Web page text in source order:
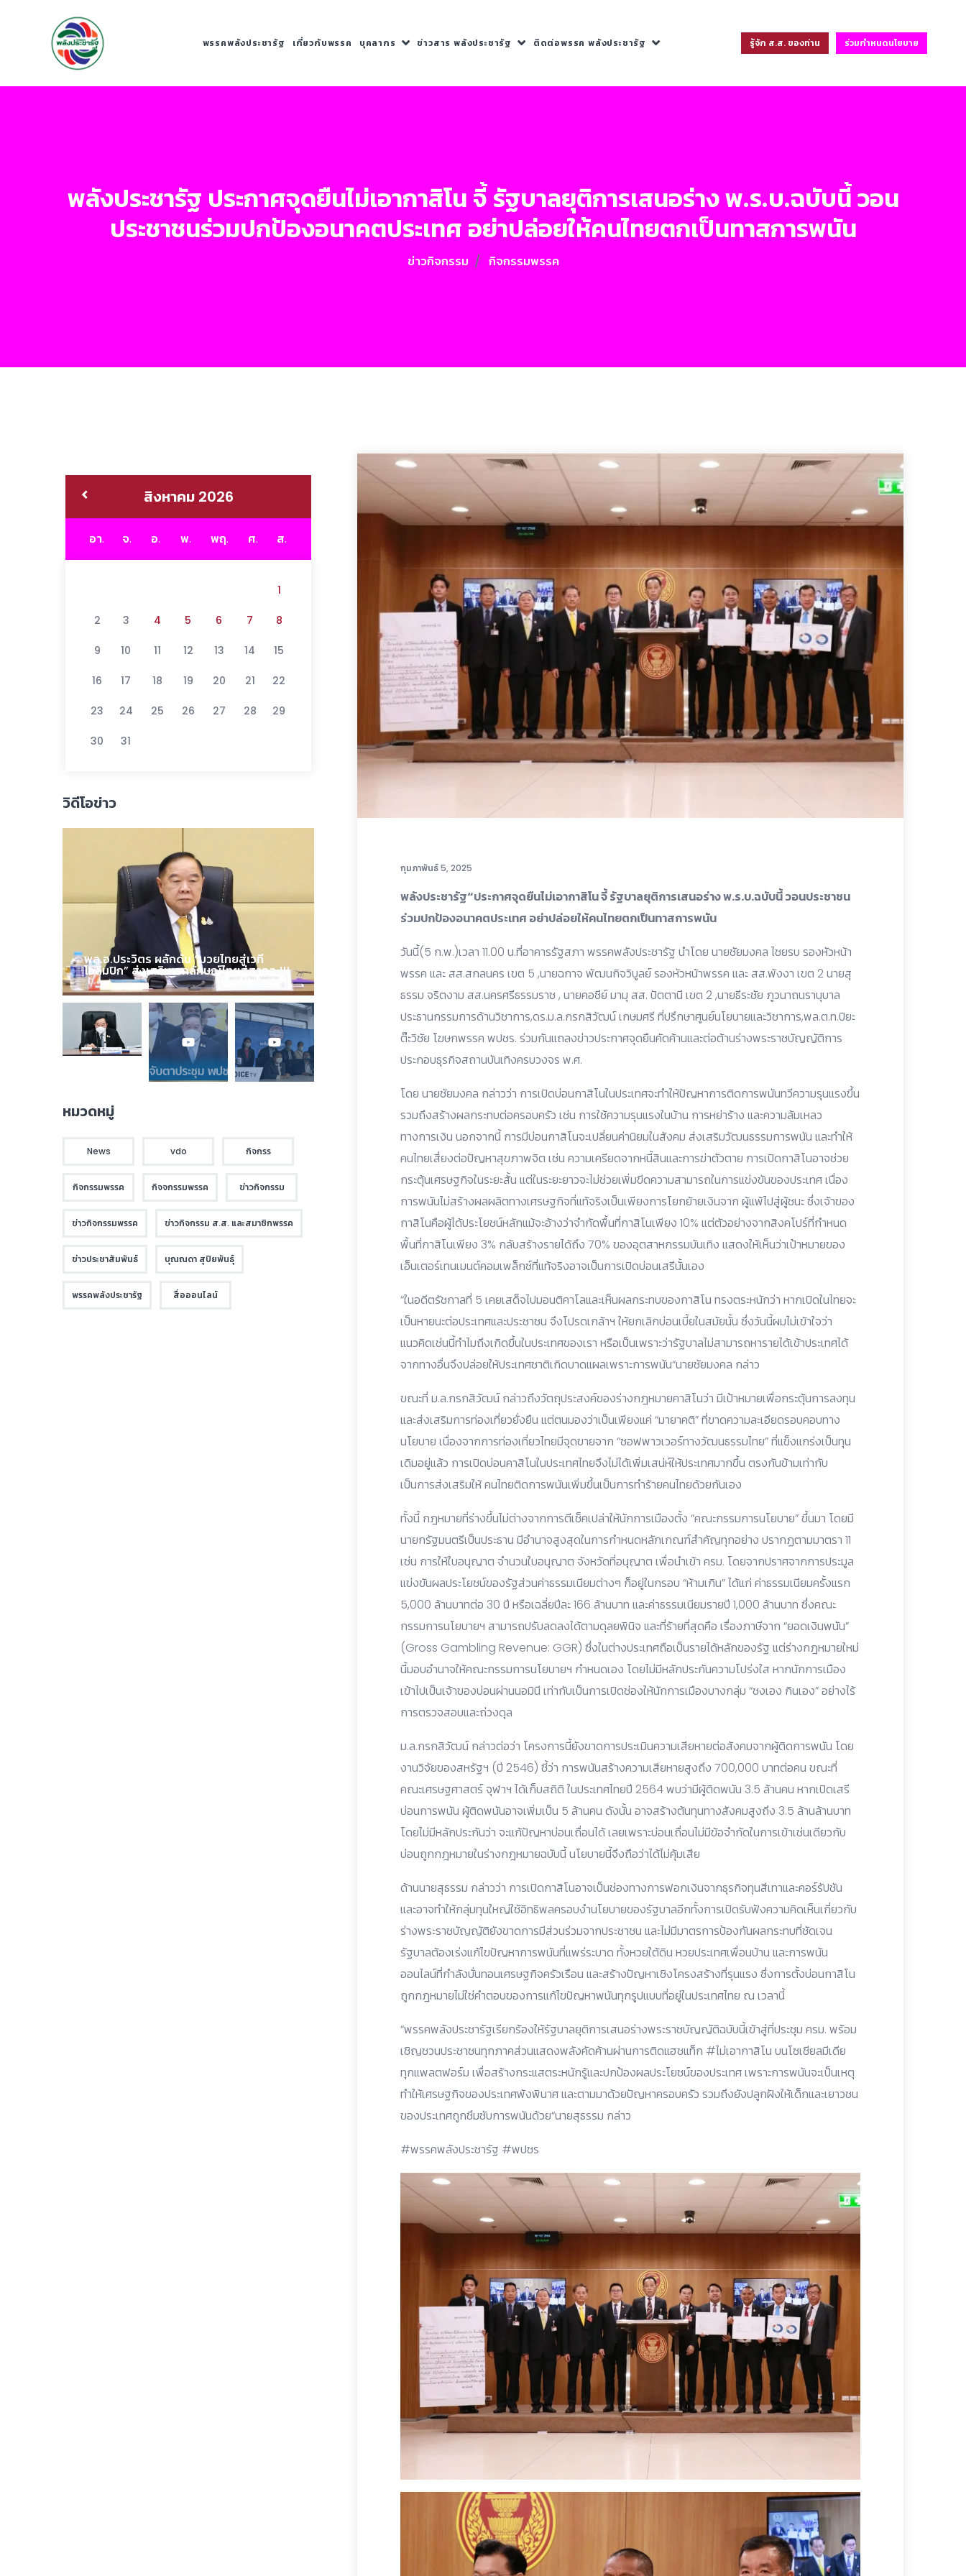
พรรคพลังประชารัฐ เกี่ยวกับพรรค บุคลากร ข่าวสาร พลังประชารัฐ ติดต่อพรรค พลังประชารัฐ รู้จัก ส.ส. ของท่าน ร่วมกำหนดนโยบาย
พลังประชารัฐ ประกาศจุดยืนไม่เอากาสิโน จี้ รัฐบาลยุติการเสนอร่าง พ.ร.บ.ฉบับนี้ วอน
ประชาชนร่วมปกป้องอนาคตประเทศ อย่าปล่อยให้คนไทยตกเป็นทาสการพนัน
ข่าวกิจกรรม กิจกรรมพรรค
กุมภาพันธ์ 5, 2025
พลังประชารัฐ“ประกาศจุดยืนไม่เอากาสิโน จี้ รัฐบาลยุติการเสนอร่าง พ.ร.บ.ฉบับนี้ วอนประชาชน
ร่วมปกป้องอนาคตประเทศ อย่าปล่อยให้คนไทยตกเป็นทาสการพนัน
วันนี้(5 ก.พ.)เวลา 11.00 น.ที่อาคารรัฐสภา พรรคพลังประชารัฐ นำโดย นายชัยมงคล ไชยรบ รองหัวหน้า
พรรค และ สส.สกลนคร เขต 5 ,นายฉกาจ พัฒนกิจวิบูลย์ รองหัวหน้าพรรค และ สส.พังงา เขต 2 นายสุ
ธรรม จริตงาม สส.นครศรีธรรมราช , นายคอซีย์ มามุ สส. ปัตตานี เขต 2 ,นายธีระชัย ภูวนาถนรานุบาล
ประธานกรรมการด้านวิชาการ,ดร.ม.ล.กรกสิวัฒน์ เกษมศรี ที่ปรึกษาศูนย์นโยบายและวิชาการ,พล.ต.ท.ปิยะ
ต๊ะวิชัย โฆษกพรรค พปชร. ร่วมกันแถลงข่าวประกาศจุดยืนคัดค้านและต่อต้านร่างพระราชบัญญัติการ
ประกอบธุรกิจสถานบันเทิงครบวงจร พ.ศ.
โดย นายชัยมงคล กล่าวว่า การเปิดบ่อนกาสิโนในประเทศจะทำให้ปัญหาการติดการพนันทวีความรุนแรงขึ้น
รวมถึงสร้างผลกระทบต่อครอบครัว เช่น การใช้ความรุนแรงในบ้าน การหย่าร้าง และความล้มเหลว
ทางการเงิน นอกจากนี้ การมีบ่อนกาสิโนจะเปลี่ยนค่านิยมในสังคม ส่งเสริมวัฒนธรรมการพนัน และทำให้
คนไทยเสี่ยงต่อปัญหาสุขภาพจิต เช่น ความเครียดจากหนี้สินและการฆ่าตัวตาย การเปิดกาสิโนอาจช่วย
กระตุ้นเศรษฐกิจในระยะสั้น แต่ในระยะยาวจะไม่ช่วยเพิ่มขีดความสามารถในการแข่งขันของประเทศ เนื่อง
การพนันไม่สร้างผลผลิตทางเศรษฐกิจที่แท้จริงเป็นเพียงการโยกย้ายเงินจาก ผู้แพ้ไปสู่ผู้ชนะ ซึ่งเจ้าของ
กาสิโนคือผู้ได้ประโยชน์หลักแม้จะอ้างว่าจำกัดพื้นที่กาสิโนเพียง 10% แต่ตัวอย่างจากสิงคโปร์ที่กำหนด
พื้นที่กาสิโนเพียง 3% กลับสร้างรายได้ถึง 70% ของอุตสาหกรรมบันเทิง แสดงให้เห็นว่าเป้าหมายของ
เอ็นเตอร์เทนเมนต์คอมเพล็กซ์ที่แท้จริงอาจเป็นการเปิดบ่อนเสรีนั้นเอง
“ในอดีตรัชกาลที่ 5 เคยเสด็จไปมอนติคาโลและเห็นผลกระทบของกาสิโน ทรงตระหนักว่า หากเปิดในไทยจะ
เป็นหายนะต่อประเทศและประชาชน จึงโปรดเกล้าฯ ให้ยกเลิกบ่อนเบี้ยในสมัยนั้น ซึ่งวันนี้ผมไม่เข้าใจว่า
แนวคิดเช่นนี้ทำไมถึงเกิดขึ้นในประเทศของเรา หรือเป็นเพราะว่ารัฐบาลไม่สามารถหารายได้เข้าประเทศได้
จากทางอื่นจึงปล่อยให้ประเทศชาติเกิดบาดแผลเพราะการพนัน“นายชัยมงคล กล่าว
ขณะที่ ม.ล.กรกสิวัฒน์ กล่าวถึงวัตถุประสงค์ของร่างกฎหมายคาสิโนว่า มีเป้าหมายเพื่อกระตุ้นการลงทุน
และส่งเสริมการท่องเที่ยวยั่งยืน แต่ตนมองว่าเป็นเพียงแค่ “มายาคติ” ที่ขาดความละเอียดรอบคอบทาง
นโยบาย เนื่องจากการท่องเที่ยวไทยมีจุดขายจาก “ซอฟพาวเวอร์ทางวัฒนธรรมไทย” ที่แข็งแกร่งเป็นทุน
เดิมอยู่แล้ว การเปิดบ่อนคาสิโนในประเทศไทยจึงไม่ได้เพิ่มเสน่ห์ให้ประเทศมากขึ้น ตรงกันข้ามเท่ากับ
เป็นการส่งเสริมให้ คนไทยติดการพนันเพิ่มขึ้นเป็นการทำร้ายคนไทยด้วยกันเอง
ทั้งนี้ กฎหมายที่ร่างขึ้นไม่ต่างจากการตีเช็คเปล่าให้นักการเมืองตั้ง “คณะกรรมการนโยบาย” ขึ้นมา โดยมี
นายกรัฐมนตรีเป็นประธาน มีอำนาจสูงสุดในการกำหนดหลักเกณฑ์สำคัญทุกอย่าง ปรากฏตามมาตรา 11
เช่น การให้ใบอนุญาต จำนวนใบอนุญาต จังหวัดที่อนุญาต เพื่อนำเข้า ครม. โดยจากปราศจากการประมูล
แข่งขันผลประโยชน์ของรัฐส่วนค่าธรรมเนียมต่างๆ ก็อยู่ในกรอบ “ห้ามเกิน” ได้แก่ ค่าธรรมเนียมครั้งแรก
5,000 ล้านบาทต่อ 30 ปี หรือเฉลี่ยปีละ 166 ล้านบาท และค่าธรรมเนียมรายปี 1,000 ล้านบาท ซึ่งคณะ
กรรมการนโยบายฯ สามารถปรับลดลงได้ตามดุลยพินิจ และที่ร้ายที่สุดคือ เรื่องภาษีจาก “ยอดเงินพนัน”
(Gross Gambling Revenue: GGR) ซึ่งในต่างประเทศถือเป็นรายได้หลักของรัฐ แต่ร่างกฎหมายใหม่
นี้มอบอำนาจให้คณะกรรมการนโยบายฯ กำหนดเอง โดยไม่มีหลักประกันความโปร่งใส หากนักการเมือง
เข้าไปเป็นเจ้าของบ่อนผ่านนอมินี เท่ากับเป็นการเปิดช่องให้นักการเมืองบางกลุ่ม “ชงเอง กินเอง” อย่างไร้
การตรวจสอบและถ่วงดุล
ม.ล.กรกสิวัฒน์ กล่าวต่อว่า โครงการนี้ยังขาดการประเมินความเสียหายต่อสังคมจากผู้ติดการพนัน โดย
งานวิจัยของสหรัฐฯ (ปี 2546) ชี้ว่า การพนันสร้างความเสียหายสูงถึง 700,000 บาทต่อคน ขณะที่
คณะเศรษฐศาสตร์ จุฬาฯ ได้เก็บสถิติ ในประเทศไทยปี 2564 พบว่ามีผู้ติดพนัน 3.5 ล้านคน หากเปิดเสรี
บ่อนการพนัน ผู้ติดพนันอาจเพิ่มเป็น 5 ล้านคน ดังนั้น อาจสร้างต้นทุนทางสังคมสูงถึง 3.5 ล้านล้านบาท
โดยไม่มีหลักประกันว่า จะแก้ปัญหาบ่อนเถื่อนได้ เลยเพราะบ่อนเถื่อนไม่มีข้อจำกัดในการเข้าเช่นเดียวกับ
บ่อนถูกกฎหมายในร่างกฎหมายฉบับนี้ นโยบายนี้จึงถือว่าได้ไม่คุ้มเสีย
ด้านนายสุธรรม กล่าวว่า การเปิดกาสิโนอาจเป็นช่องทางการฟอกเงินจากธุรกิจทุนสีเทาและคอร์รัปชัน
และอาจทำให้กลุ่มทุนใหญ่ใช้อิทธิพลครอบงำนโยบายของรัฐบาลอีกทั้งการเปิดรับฟังความคิดเห็นเกี่ยวกับ
ร่างพระราชบัญญัติยังขาดการมีส่วนร่วมจากประชาชน และไม่มีมาตรการป้องกันผลกระทบที่ชัดเจน
รัฐบาลต้องเร่งแก้ไขปัญหาการพนันที่แพร่ระบาด ทั้งหวยใต้ดิน หวยประเทศเพื่อนบ้าน และการพนัน
ออนไลน์ที่กำลังบั่นทอนเศรษฐกิจครัวเรือน และสร้างปัญหาเชิงโครงสร้างที่รุนแรง ซึ่งการตั้งบ่อนกาสิโน
ถูกกฎหมายไม่ใช่คำตอบของการแก้ไขปัญหาพนันทุกรูปแบบที่อยู่ในประเทศไทย ณ เวลานี้
“พรรคพลังประชารัฐเรียกร้องให้รัฐบาลยุติการเสนอร่างพระราชบัญญัติฉบับนี้เข้าสู่ที่ประชุม ครม. พร้อม
เชิญชวนประชาชนทุกภาคส่วนแสดงพลังคัดค้านผ่านการติดแฮชแท็ก #ไม่เอากาสิโน บนโซเชียลมีเดีย
ทุกแพลตฟอร์ม เพื่อสร้างกระแสตระหนักรู้และปกป้องผลประโยชน์ของประเทศ เพราะการพนันจะเป็นเหตุ
ทำให้เศรษฐกิจของประเทศพังพินาศ และตามมาด้วยปัญหาครอบครัว รวมถึงยังปลูกฝังให้เด็กและเยาวชน
ของประเทศถูกชึมซับการพนันด้วย“นายสุธรรม กล่าว
#พรรคพลังประชารัฐ #พปชร
สิงหาคม 2026
อา. จ. อ. พ. พฤ. ศ. ส.
1
2 3 4 5 6 7 8
9 10 11 12 13 14 15
16 17 18 19 20 21 22
23 24 25 26 27 28 29
30 31
วิดีโอข่าว
พล.อ.ประวิตร ผลักดัน “มวยไทยสู่เวที
โอลิมปิก” ส่งเสริมเอกลักษณ์ไทยสู่สากล !!!
หมวดหมู่
News vdo กิจกรร
กิจกรรมพรรค กิจจกรรมพรรค ข่าวกิจกรรม
ข่าวกิจกรรมพรรค ข่าวกิจกรรม ส.ส. และสมาชิกพรรค
ข่าวประชาสัมพันธ์ บุณณดา สุปิยพันธุ์
พรรคพลังประชารัฐ สื่อออนไลน์